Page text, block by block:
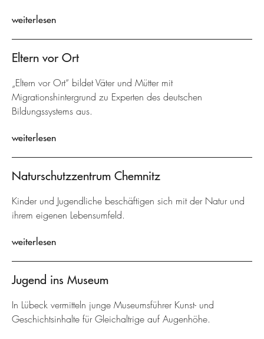
weiterlesen
Eltern vor Ort
„Eltern vor Ort“ bildet Väter und Mütter mit
Migrationshintergrund zu Experten des deutschen
Bildungssystems aus.
weiterlesen
Naturschutzzentrum Chemnitz
Kinder und Jugendliche beschäftigen sich mit der Natur und
ihrem eigenen Lebensumfeld.
weiterlesen
Jugend ins Museum
In Lübeck vermitteln junge Museumsführer Kunst- und
Geschichtsinhalte für Gleichaltrige auf Augenhöhe.